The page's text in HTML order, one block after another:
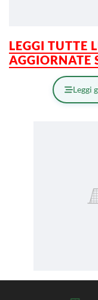
LEGGI TUTTE
AGGIORNATE
Leggi